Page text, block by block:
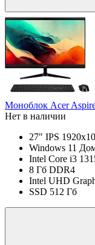
Моноблок Acer
Нет в наличии
27" IPS
Windows 11
Intel Core i3
8 Гб DDR4
Intel UHD
SSD 512 Гб